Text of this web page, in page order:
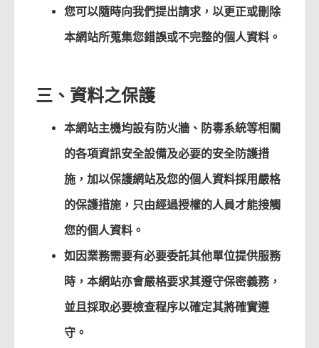
您可以隨時向我們提出請求，以更正或刪除
本網站所蒐集您錯誤或不完整的個人資料。
三、資料之保護
本網站主機均設有防火牆、防毒系統等相關
的各項資訊安全設備及必要的安全防護措
施，加以保護網站及您的個人資料採用嚴格
的保護措施，只由經過授權的人員才能接觸
您的個人資料。
如因業務需要有必要委託其他單位提供服務
時，本網站亦會嚴格要求其遵守保密義務，
並且採取必要檢查程序以確定其將確實遵
守。